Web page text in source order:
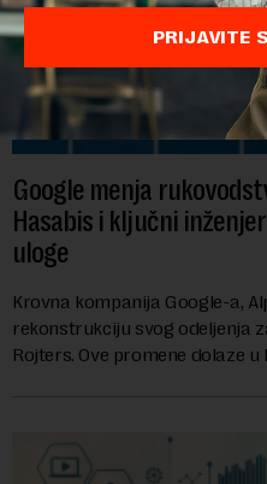
Google menja
Hasabis i ključni
uloge
Krovna kompanija Google-a,
rekonstrukciju svog odeljenja
Rojters. Ove promene dolaze
PRIJAVITE